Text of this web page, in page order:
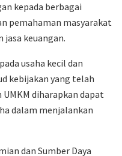
kepada berbagai
pemahaman masyarakat
keuangan.
usaha kecil dan
kebijakan yang telah
diharapkan dapat
dalam menjalankan
dan Sumber Daya